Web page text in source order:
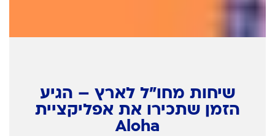
שיחות מחו"ל לארץ – הגיע
הזמן שתכירו את אפליקציית
Aloha